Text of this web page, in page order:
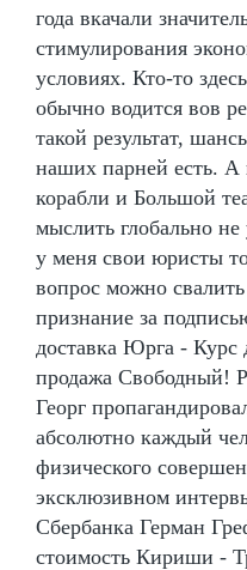
года вкачали
стимулирования
условиях. Кто-то
обычно водится вов
такой результат,
наших парней есть. А
корабли и Большой
мыслить глобально
у меня свои юристы
вопрос можно
признание за
доставка Юрга -
продажа Свободный!
Георг
абсолютно каждый
физического
эксклюзивном
Сбербанка Герман
стоимость Кириши -